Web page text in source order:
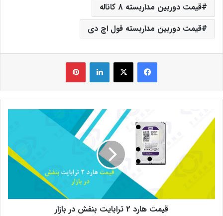
قیمت دوربین مداربسته 8 کاناله
قیمت دوربین مداربسته فول اچ دی
فیس بوک X لینکدین ‫پین‌ترست
هارد
قیمت هارد 2 ترابایت بنفش در بازار